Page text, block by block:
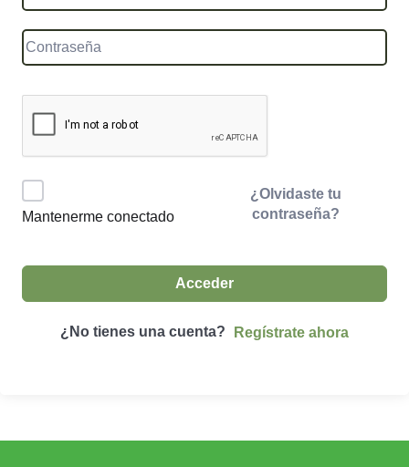
Mantenerme conectado
¿Olvidaste tu
contraseña?
Acceder
¿No tienes una cuenta? Regístrate ahora